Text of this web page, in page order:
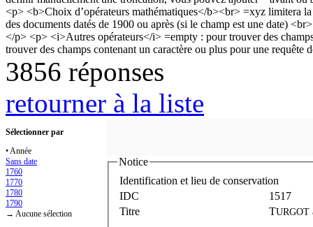
3856 réponses
retourner à la liste
Sélectionner par
• Année
Sans date
1760
1770
1780
1790
→ Aucune sélection
Notice
Identification et lieu de conservation
IDC
1517
Titre
TURGOT